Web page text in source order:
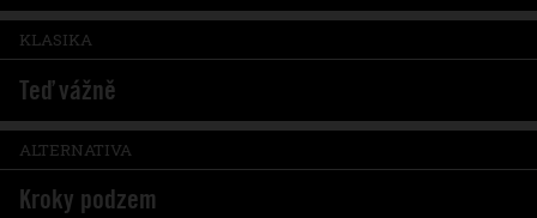
KLASIKA
Teď vážně
ALTERNATIVA
Kroky podzem